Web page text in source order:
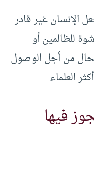
الإنسان غير قادر
للظالمين أو
من أجل الوصول
العلماء
فيها